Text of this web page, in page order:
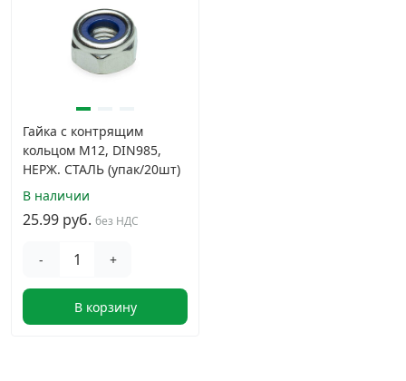
Гайка с контрящим
кольцом М12, DIN985,
НЕРЖ. СТАЛЬ (упак/20шт)
В наличии
25.99 руб. без НДС
- +
В корзину